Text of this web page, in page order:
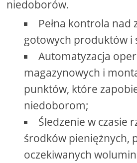
niedoborów.
Pełna kontrola nad
gotowych produktów i
Automatyzacja
magazynowych i
punktów, które
niedoborom;
Śledzenie w czasie
środków pieniężnych,
oczekiwanych